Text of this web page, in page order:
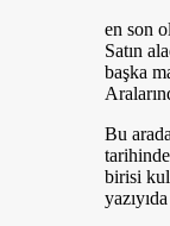
en son
Satın
başka
Bu
tarihinde
birisi